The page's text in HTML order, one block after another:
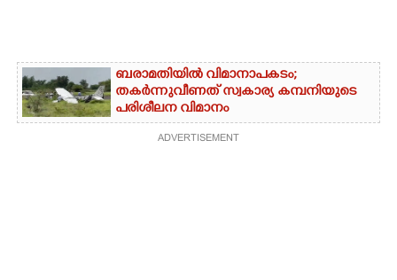
ബരാമതിയിൽ വിമാനാപകടം;
തകർന്നുവീണത് സ്വകാര്യ കമ്പനിയുടെ
പരിശീലന വിമാനം
ADVERTISEMENT